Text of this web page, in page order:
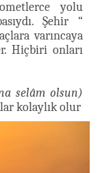
yolu
Şehir “
varıncaya
Hiçbiri onları
selâm olsun)
kolaylık olur